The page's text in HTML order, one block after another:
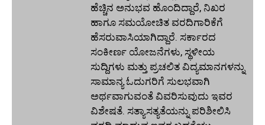
ಹೆಚ್ಚಿನ ಅನುಭವ ಹೊಂದಿದ್ದಾರೆ, ನಿಖರ
ಹಾಗೂ ಸಮಯೋಚಿತ ವರದಿಗಾರಿಕೆಗೆ
ಹೆಸರುವಾಸಿಯಾಗಿದ್ದಾರೆ. ಸರ್ಕಾರದ
ಸಂಕೀರ್ಣ ಯೋಜನೆಗಳು, ಸ್ಥಳೀಯ
ಸುದ್ದಿಗಳು ಮತ್ತು ಪ್ರಚಲಿತ ವಿದ್ಯಮಾನಗಳನ್ನು
ಸಾಮಾನ್ಯ ಓದುಗರಿಗೆ ಸುಲಭವಾಗಿ
ಅರ್ಥವಾಗುವಂತೆ ವಿವರಿಸುವುದು ಇವರ
ವಿಶೇಷತೆ. ಸತ್ಯಾಸತ್ಯತೆಯನ್ನು ಪರಿಶೀಲಿಸಿ